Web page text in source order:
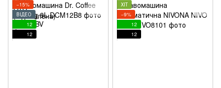
−15%
ВІДЕО
12
12
ХІТ
−9%
12
12